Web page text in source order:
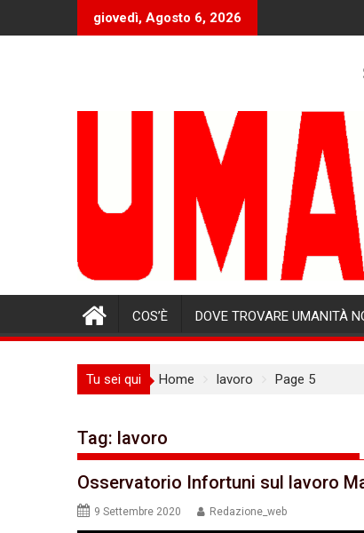
giovedì, Agosto 6, 2026
COS’È DOVE TROVARE UMANITÀ
Tu sei qui Home lavoro Page 5
Tag: lavoro
Osservatorio Infortuni sul lavoro
9 Settembre 2020 Redazione_web